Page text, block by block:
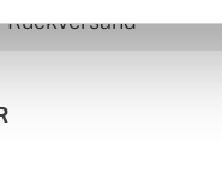
Rückversand